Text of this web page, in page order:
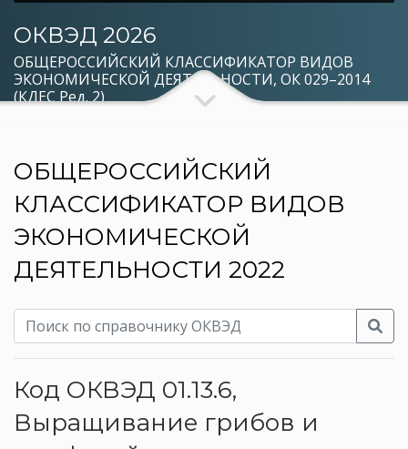
ОКВЭД 2026
ОБЩЕРОССИЙСКИЙ КЛАССИФИКАТОР ВИДОВ
ЭКОНОМИЧЕСКОЙ ДЕЯТЕЛЬНОСТИ, ОК 029–2014
(КДЕС Ред. 2)
ОБЩЕРОССИЙСКИЙ
КЛАССИФИКАТОР ВИДОВ
ЭКОНОМИЧЕСКОЙ
ДЕЯТЕЛЬНОСТИ 2022
Код ОКВЭД 01.13.6,
Выращивание грибов и